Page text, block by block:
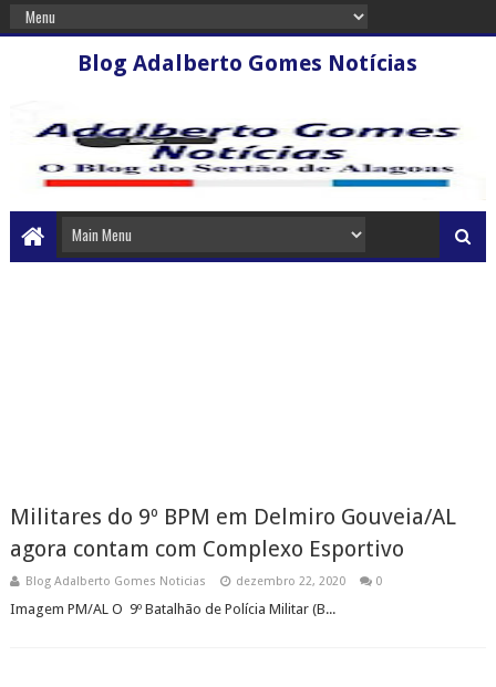
Blog Adalberto Gomes Notícias
Militares do 9º BPM em Delmiro Gouveia/AL
agora contam com Complexo Esportivo
Blog Adalberto Gomes Noticias dezembro 22, 2020 0
Imagem PM/AL O 9º Batalhão de Polícia Militar (B...